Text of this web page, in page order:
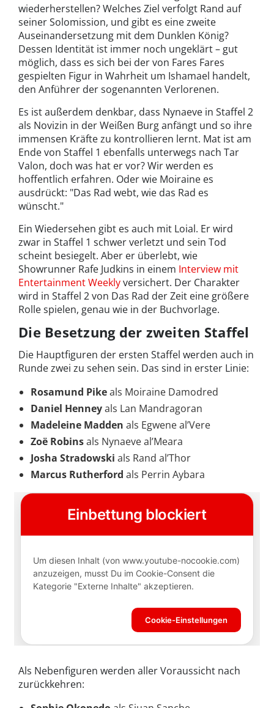
wiederherstellen? Welches Ziel verfolgt Rand auf
seiner Solomission, und gibt es eine zweite
Auseinandersetzung mit dem Dunklen König?
Dessen Identität ist immer noch ungeklärt– gut
möglich, dass es sich bei der von Fares Fares
gespielten Figur in Wahrheit um Ishamael handelt,
den Anführer der sogenannten Verlorenen.
Es ist außerdem denkbar, dass Nynaeve in Staffel 2
als Novizin in der Weißen Burg anfängt und so ihre
immensen Kräfte zu kontrollieren lernt. Mat ist am
Ende von Staffel 1 ebenfalls unterwegs nach Tar
Valon, doch was hat er vor? Wir werden es
hoffentlich erfahren. Oder wie Moiraine es
ausdrückt: "Das Rad webt, wie das Rad es
wünscht."
Ein Wiedersehen gibt es auch mit Loial. Er wird
zwar in Staffel 1 schwer verletzt und sein Tod
scheint besiegelt. Aber er überlebt, wie
Showrunner Rafe Judkins in einem Interview mit
Entertainment Weeklyversichert. Der Charakter
wird in Staffel 2 von Das Rad der Zeit eine größere
Rolle spielen, genau wie in der Buchvorlage.
Die Besetzung der zweiten Staffel
Die Hauptfiguren der ersten Staffel werden auch in
Runde zwei zu sehen sein. Das sind in erster Linie:
Rosamund Pikeals Moiraine Damodred
Daniel Henneyals Lan Mandragoran
Madeleine Madden als Egwene al’Vere
Zoë Robinsals Nynaeve al’Meara
Josha Stradowski als Rand al’Thor
Marcus Rutherford als Perrin Aybara
Als Nebenfiguren werden aller Voraussicht nach
zurückkehren: